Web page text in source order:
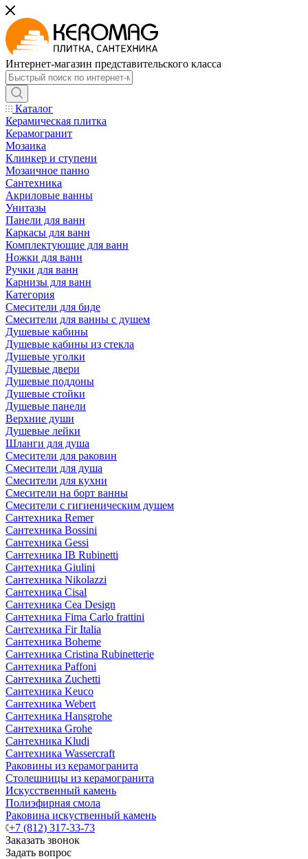
Интернет-магазин представительского класса
Каталог
Керамическая плитка
Керамогранит
Мозаика
Клинкер и ступени
Мозаичное панно
Сантехника
Акриловые ванны
Унитазы
Панели для ванн
Каркасы для ванн
Комплектующие для ванн
Ножки для ванн
Ручки для ванн
Карнизы для ванн
Категория
Смесители для биде
Смесители для ванны с душем
Душевые кабины
Душевые кабины из стекла
Душевые уголки
Душевые двери
Душевые поддоны
Душевые стойки
Душевые панели
Верхние души
Душевые лейки
Шланги для душа
Смесители для раковин
Смесители для душа
Смесители для кухни
Смесители на борт ванны
Смесители с гигиеническим душем
Сантехника Remer
Сантехника Bossini
Сантехника Gessi
Сантехника IB Rubinetti
Сантехника Giulini
Сантехника Nikolazzi
Сантехника Cisal
Сантехника Cea Design
Сантехника Fima Carlo frattini
Сантехника Fir Italia
Сантехника Boheme
Сантехника Cristina Rubinetterie
Сантехника Paffoni
Сантехника Zuchetti
Сантехника Keuco
Сантехника Webert
Сантехника Hansgrohe
Сантехника Grohe
Сантехника Kludi
Сантехника Wassercraft
Раковины из керамогранита
Столешницы из керамогранита
Искусственный камень
Полиэфирная смола
Раковина искуственный камень
+7 (812) 317-33-73
Заказать звонок
Задать вопрос